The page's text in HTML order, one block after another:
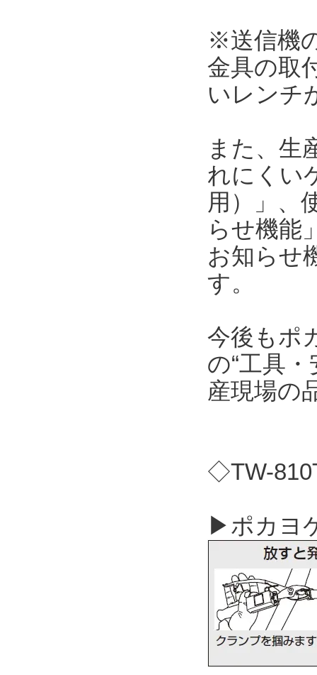
※送信機
金具の取
いレンチ
また、生
れにくい
用）」、
らせ機能
お知らせ
す。
今後もポ
の“工具
産現場の
◇TW-
▶ポカヨ